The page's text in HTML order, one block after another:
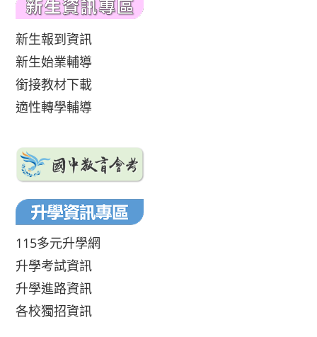
新生報到資訊
新生始業輔導
銜接教材下載
適性轉學輔導
115多元升學網
升學考試資訊
升學進路資訊
各校獨招資訊